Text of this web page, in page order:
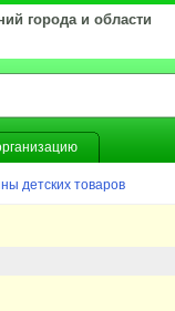
города и области
детских товаров